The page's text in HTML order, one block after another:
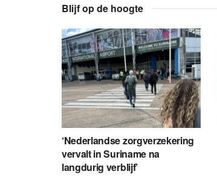
Blijf op de hoogte
‘Nederlandse zorgverzekering
vervalt in Suriname na
langdurig verblijf’